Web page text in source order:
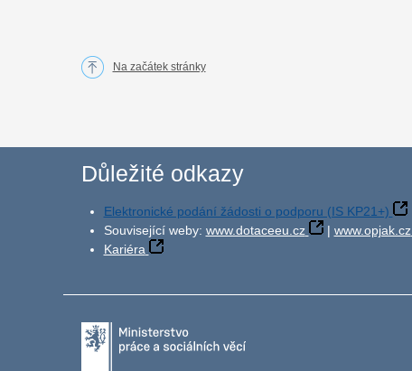
Na začátek stránky
Důležité odkazy
Elektronické podání žádosti o podporu (IS KP21+)
Související weby: www.dotaceeu.cz | www.opjak.cz
Kariéra